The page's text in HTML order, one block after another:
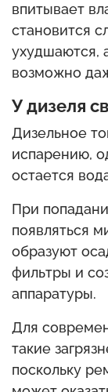
впитывает
становится
ухудшаются,
возможно
У дизеля
Дизельное
испарению,
остается
При
появляться
образуют
фильтры и
аппаратуры.
Для
такие
поскольку